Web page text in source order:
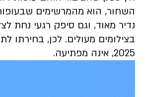
השחור, הוא מהמרשימים
נדיר מאוד, וגם סיפק רגעי נחת
בצילומים מעולים. לכן, בחירתו
2025, אינה מפתיעה.